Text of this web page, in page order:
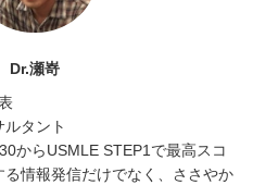
Dr.瀬嵜
タント
からUSMLE STEP1で最高スコ
情報発信だけでなく、ささやか